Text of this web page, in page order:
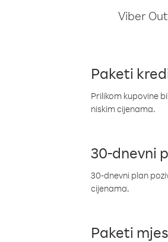
Viber
Paketi
Prilikom kupovine
niskim cijenama.
30-dnevni
30-dnevni plan
cijenama.
Paketi